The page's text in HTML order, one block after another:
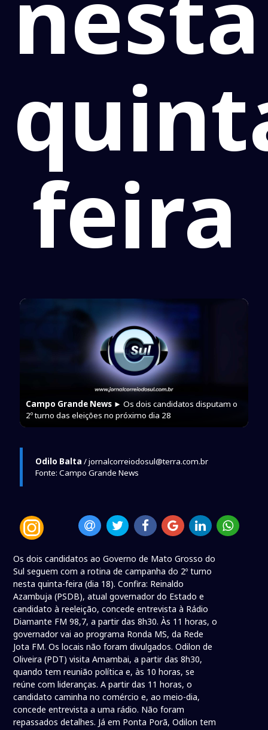
feira
Campo Grande News► Os dois candidatos disputam o
2º turno das eleições no próximo dia 28
Odilo Balta / jornalcorreiodosul@terra.com.br
Fonte: Campo Grande News
Os dois candidatos ao Governo de Mato Grosso do
Sul seguem com a rotina de campanha do 2º turno
nesta quinta-feira (dia 18). Confira: Reinaldo
Azambuja (PSDB), atual governador do Estado e
candidato à reeleição, concede entrevista à Rádio
Diamante FM 98,7, a partir das 8h30. Às 11 horas, o
governador vai ao programa Ronda MS, da Rede
Jota FM. Os locais não foram divulgados. Odilon de
Oliveira (PDT) visita Amambai, a partir das 8h30,
quando tem reunião política e, às 10 horas, se
reúne com lideranças. A partir das 11 horas, o
candidato caminha no comércio e, ao meio-dia,
concede entrevista a uma rádio. Não foram
repassados detalhes. Já em Ponta Porã, Odilon tem